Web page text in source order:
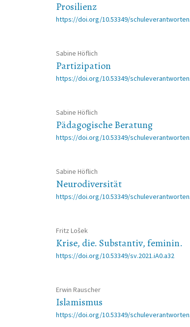
Prosilienz
https://doi.org/10.53349/
Sabine Höflich
Partizipation
https://doi.org/10.53349/
Sabine Höflich
Pädagogische Beratung
https://doi.org/10.53349/
Sabine Höflich
Neurodiversität
https://doi.org/10.53349/
Fritz Lošek
Krise, die. Substantiv, feminin.
https://doi.org/10.53349/sv.2021.iA0.a32
Erwin Rauscher
Islamismus
https://doi.org/10.53349/